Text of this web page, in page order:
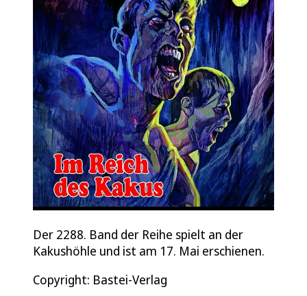
Der 2288. Band der Reihe spielt an der
Kakushöhle und ist am 17. Mai erschienen.
Copyright: Bastei-Verlag